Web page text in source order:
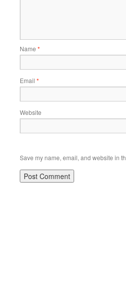
Name *
Email *
Website
Save my name, email, and website in